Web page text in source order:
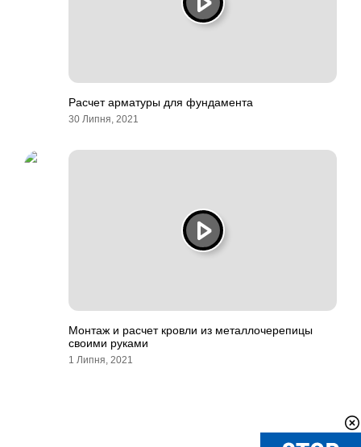
Расчет арматуры для фундамента
30 Липня, 2021
Монтаж и расчет кровли из металлочерепицы
своими руками
1 Липня, 2021